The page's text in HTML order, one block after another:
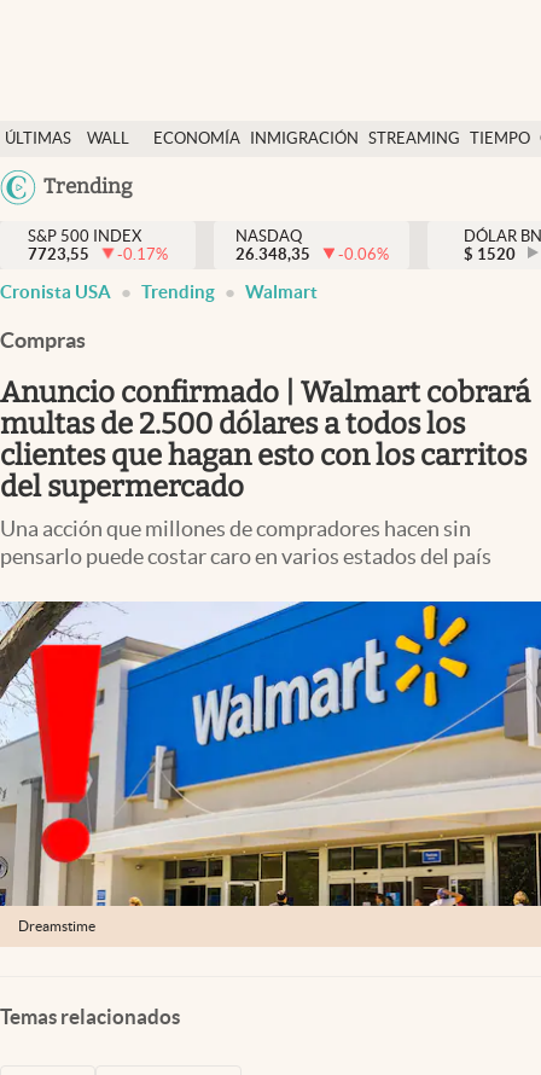
ÚLTIMAS
NOTICIAS
WALL
DÓLAR
ECONOMÍA INMIGRACIÓN STREAMING TIEMPO
México
Trending
Finanzas y economía
Wall Street y dólar
Inmigración
Espiritual
Streaming
PC y mobile
Lifestyle
USA
S&P 500 INDEX
7723,55
-0.17%
NASDAQ
26.348,35
-0.06%
DÓLAR
$ 1520
Cronista USA Trending Walmart
Compras
Anuncio confirmado | Walmart cobrará
multas de 2.500 dólares a todos los
clientes que hagan esto con los carritos
del supermercado
Una acción que millones de compradores hacen sin
pensarlo puede costar caro en varios estados del país
Dreamstime
Temas relacionados